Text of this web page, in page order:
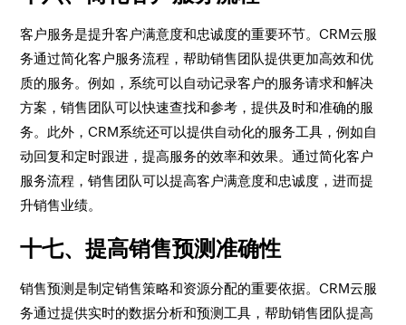
客户服务是提升客户满意度和忠诚度的重要环节。CRM云服
务通过简化客户服务流程，帮助销售团队提供更加高效和优
质的服务。例如，系统可以自动记录客户的服务请求和解决
方案，销售团队可以快速查找和参考，提供及时和准确的服
务。此外，CRM系统还可以提供自动化的服务工具，例如自
动回复和定时跟进，提高服务的效率和效果。通过简化客户
服务流程，销售团队可以提高客户满意度和忠诚度，进而提
升销售业绩。
十七、提高销售预测准确性
销售预测是制定销售策略和资源分配的重要依据。CRM云服
务通过提供实时的数据分析和预测工具，帮助销售团队提高